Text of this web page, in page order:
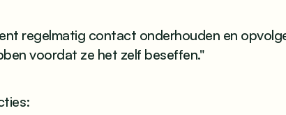
regelmatig contact onderhouden en
voordat ze het zelf beseffen."